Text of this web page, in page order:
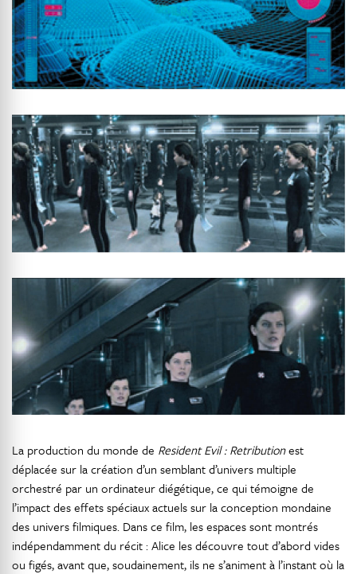
La production du monde de Resident Evil : Retributionest
déplacée sur la création d’un semblant d’univers multiple
orchestré par un ordinateur diégétique, ce qui témoigne de
l’impact des effets spéciaux actuels sur la conception mondaine
des univers filmiques. Dans ce film, les espaces sont montrés
indépendamment du récit : Alice les découvre tout d’abord vides
ou figés, avant que, soudainement, ils ne s’animent à l’instant où la